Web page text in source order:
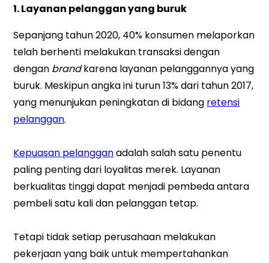
1. Layanan pelanggan yang buruk
Sepanjang tahun 2020, 40% konsumen melaporkan
telah berhenti melakukan transaksi dengan
dengan brandkarena layanan pelanggannya yang
buruk. Meskipun angka ini turun 13% dari tahun 2017,
yang menunjukan peningkatan di bidang retensi
pelanggan.
Kepuasan pelangganadalah salah satu penentu
paling penting dari loyalitas merek. Layanan
berkualitas tinggi dapat menjadi pembeda antara
pembeli satu kali dan pelanggan tetap.
Tetapi tidak setiap perusahaan melakukan
pekerjaan yang baik untuk mempertahankan